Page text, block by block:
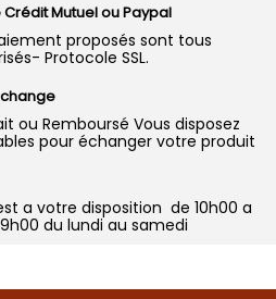
Mutuel ou Paypal
proposés sont tous
Protocole SSL.
ou Remboursé Vous disposez
pour échanger votre produit
a votre disposition de 10h00 a
du lundi au samedi